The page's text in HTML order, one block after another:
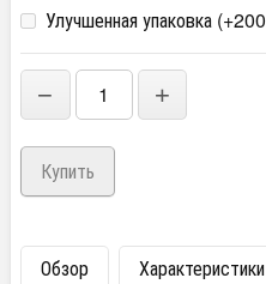
Улучшенная упаковка (+200
− +
Обзор Характеристики